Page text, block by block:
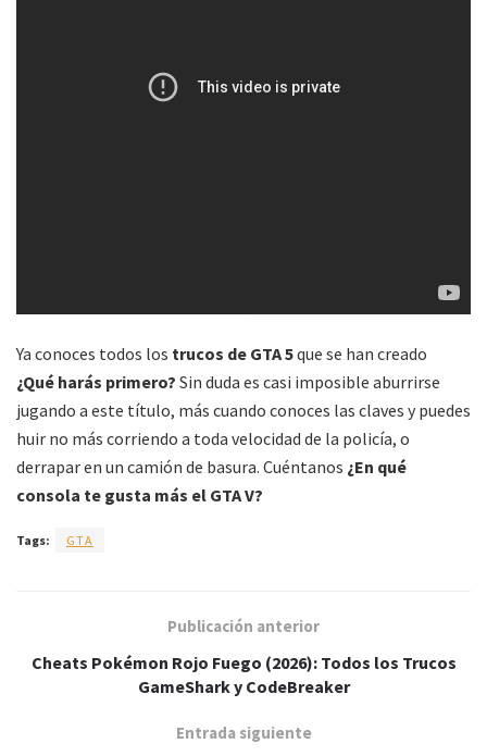
Ya conoces todos los trucos de GTA 5que se han creado
¿Qué harás primero? Sin duda es casi imposible aburrirse
jugando a este título, más cuando conoces las claves y puedes
huir no más corriendo a toda velocidad de la policía, o
derrapar en un camión de basura. Cuéntanos ¿En qué
consola te gusta más el GTA V?
Tags: GTA
Publicación anterior
Cheats Pokémon Rojo Fuego (2026): Todos los Trucos
GameShark y CodeBreaker
Entrada siguiente